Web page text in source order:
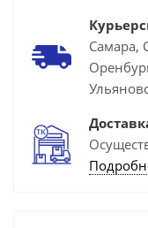
Самара,